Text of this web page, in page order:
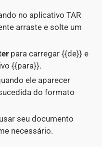
no aplicativo TAR
arraste e solte um
para carregar {{de}} e
{{para}}.
ele aparecer
do formato
seu documento
necessário.